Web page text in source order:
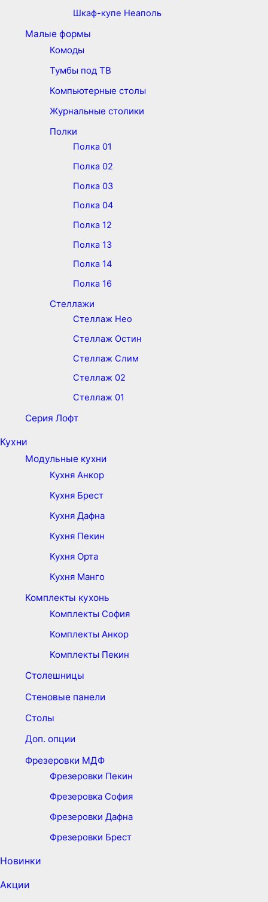
Шкаф-купе Неаполь
Малые формы
Комоды
Тумбы под ТВ
Компьютерные столы
Журнальные столики
Полки
Полка 01
Полка 02
Полка 03
Полка 04
Полка 12
Полка 13
Полка 14
Полка 16
Стеллажи
Стеллаж Нео
Стеллаж Остин
Стеллаж Слим
Стеллаж 02
Стеллаж 01
Серия Лофт
Кухни
Модульные кухни
Кухня Анкор
Кухня Брест
Кухня Дафна
Кухня Пекин
Кухня Орта
Кухня Манго
Комплекты кухонь
Комплекты София
Комплекты Анкор
Комплекты Пекин
Столешницы
Стеновые панели
Столы
Доп. опции
Фрезеровки МДФ
Фрезеровки Пекин
Фрезеровка София
Фрезеровки Дафна
Фрезеровки Брест
Новинки
Акции